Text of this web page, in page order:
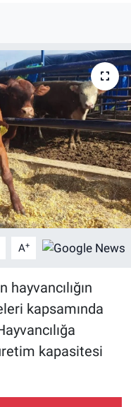
A+
hayvancılığın
kapsamında
kapasitesi